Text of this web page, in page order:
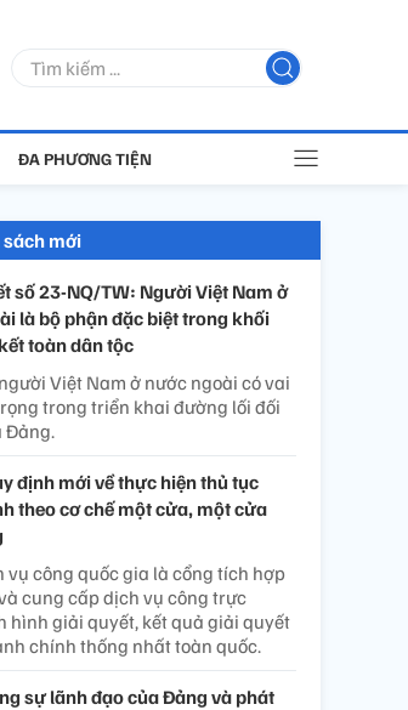
ĐA PHƯƠNG TIỆN
sách mới
số 23-NQ/TW: Người Việt Nam ở
là bộ phận đặc biệt trong khối
toàn dân tộc
Việt Nam ở nước ngoài có vai
trong triển khai đường lối đối
Đảng.
định mới về thực hiện thủ tục
theo cơ chế một cửa, một cửa
vụ công quốc gia là cổng tích hợp
cung cấp dịch vụ công trực
hình giải quyết, kết quả giải quyết
chính thống nhất toàn quốc.
sự lãnh đạo của Đảng và phát